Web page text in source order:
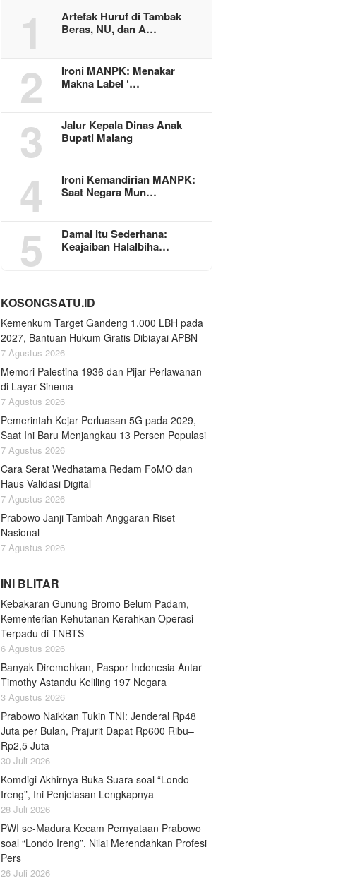
1
Artefak Huruf di Tambak
Beras, NU, dan A…
2
Ironi MANPK: Menakar
Makna Label ‘…
3
Jalur Kepala Dinas Anak
Bupati Malang
4
Ironi Kemandirian MANPK:
Saat Negara Mun…
5
Damai Itu Sederhana:
Keajaiban Halalbiha…
KOSONGSATU.ID
Kemenkum Target Gandeng 1.000 LBH pada
2027, Bantuan Hukum Gratis Dibiayai APBN
7 Agustus 2026
Memori Palestina 1936 dan Pijar Perlawanan
di Layar Sinema
7 Agustus 2026
Pemerintah Kejar Perluasan 5G pada 2029,
Saat Ini Baru Menjangkau 13 Persen Populasi
7 Agustus 2026
Cara Serat Wedhatama Redam FoMO dan
Haus Validasi Digital
7 Agustus 2026
Prabowo Janji Tambah Anggaran Riset
Nasional
7 Agustus 2026
INI BLITAR
Kebakaran Gunung Bromo Belum Padam,
Kementerian Kehutanan Kerahkan Operasi
Terpadu di TNBTS
6 Agustus 2026
Banyak Diremehkan, Paspor Indonesia Antar
Timothy Astandu Keliling 197 Negara
3 Agustus 2026
Prabowo Naikkan Tukin TNI: Jenderal Rp48
Juta per Bulan, Prajurit Dapat Rp600 Ribu–
Rp2,5 Juta
30 Juli 2026
Komdigi Akhirnya Buka Suara soal “Londo
Ireng”, Ini Penjelasan Lengkapnya
28 Juli 2026
PWI se-Madura Kecam Pernyataan Prabowo
soal “Londo Ireng”, Nilai Merendahkan Profesi
Pers
26 Juli 2026